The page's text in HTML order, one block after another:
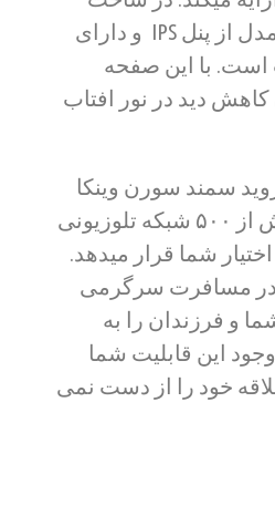
صفحه نمایش این مدل از پنل IPS و دارای
است. با این صفحه
دید در نور افتاب
سمند سورن وینکا
قابلیت تماشای بیش از ۵۰۰ شبکه تلوزیونی
شما قرار میدهد.
مسافرت سرگرمی
و فرزندان را به
وجود این قابلیت شما
خود را از دست نمی